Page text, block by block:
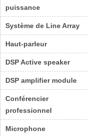
puissance
Système de Line Array
Haut-parleur
DSP Active speaker
DSP amplifier module
Conférencier
professionnel
Microphone